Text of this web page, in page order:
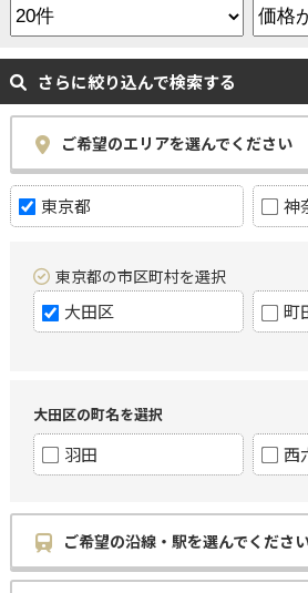
さらに絞り込んで検索する
ご希望のエリアを選んでください
東京都 神
東京都の市区町村を選択
大田区 町
大田区の町名を選択
羽田 西
ご希望の沿線・駅を選んでくださ